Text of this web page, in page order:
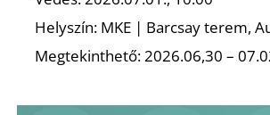
Helyszín: MKE | Barcsay terem,
Megtekinthető: 2026.06,30 –